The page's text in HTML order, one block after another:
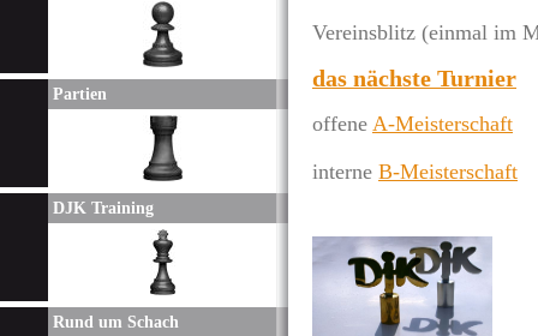
Partien
DJK Training
Rund um Schach
Vereinsblitz (einmal im
das nächste Turnier
offene A-Meisterschaft
interne B-Meisterschaft